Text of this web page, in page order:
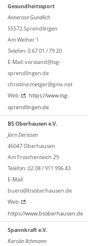
Gesundheitssport
Annerose Gundlich
55572 Sprendlingen
Am Weiher 1
Telefon: 0 67 01 / 79 20
E-Mail: vorstand@tsg-
sprendlingen.de
christine.metger@gmx.net
Web:
https://www.tsg-
sprendlingen.de
BS Oberhausen e.V.
Jörn Derissen
46047 Oberhausen
Am Froschenteich 29
Telefon: 02 08 / 911 996 43
E-Mail:
buero@bsoberhausen.de
Web:
https://www.bsoberhausen.de
Spannkraft e.V.
Karolin Ilchmann